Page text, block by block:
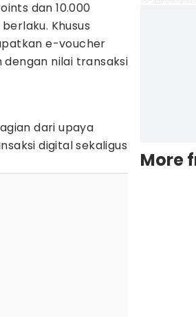
dan 10.000
Khusus
e-voucher
dengan nilai transaksi
dari upaya
digital sekaligus
More